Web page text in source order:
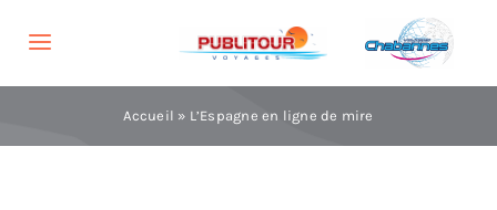
Toggle
Navigation
Accueil » L’Espagne en ligne de mire